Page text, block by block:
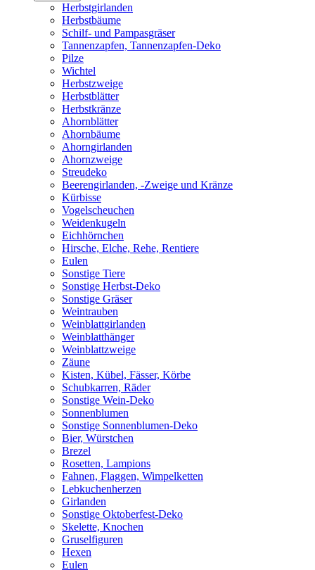
Herbstgirlanden
Herbstbäume
Schilf- und Pampasgräser
Tannenzapfen, Tannenzapfen-Deko
Pilze
Wichtel
Herbstzweige
Herbstblätter
Herbstkränze
Ahornblätter
Ahornbäume
Ahorngirlanden
Ahornzweige
Streudeko
Beerengirlanden, -Zweige und Kränze
Kürbisse
Vogelscheuchen
Weidenkugeln
Eichhörnchen
Hirsche, Elche, Rehe, Rentiere
Eulen
Sonstige Tiere
Sonstige Herbst-Deko
Sonstige Gräser
Weintrauben
Weinblattgirlanden
Weinblatthänger
Weinblattzweige
Zäune
Kisten, Kübel, Fässer, Körbe
Schubkarren, Räder
Sonstige Wein-Deko
Sonnenblumen
Sonstige Sonnenblumen-Deko
Bier, Würstchen
Brezel
Rosetten, Lampions
Fahnen, Flaggen, Wimpelketten
Lebkuchenherzen
Girlanden
Sonstige Oktoberfest-Deko
Skelette, Knochen
Gruselfiguren
Hexen
Eulen